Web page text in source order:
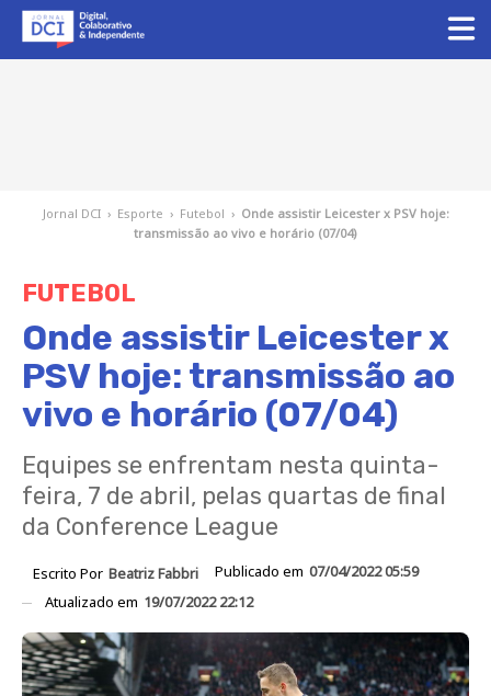
Jornal DCI › Esporte › Futebol › Onde assistir Leicester x PSV hoje:
transmissão ao vivo e horário (07/04)
FUTEBOL
Onde assistir Leicester x
PSV hoje: transmissão ao
vivo e horário (07/04)
Equipes se enfrentam nesta quinta-
feira, 7 de abril, pelas quartas de final
da Conference League
Escrito Por Beatriz Fabbri Publicado em 07/04/2022 05:59
Atualizado em 19/07/2022 22:12